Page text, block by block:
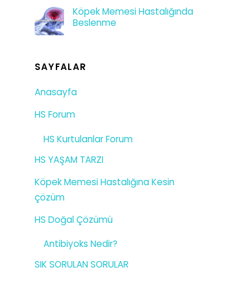
Köpek Memesi Hastalığında
Beslenme
SAYFALAR
Anasayfa
HS Forum
HS Kurtulanlar Forum
HS YAŞAM TARZI
Köpek Memesi Hastalığına Kesin
çözüm
HS Doğal Çözümü
Antibiyoks Nedir?
SIK SORULAN SORULAR